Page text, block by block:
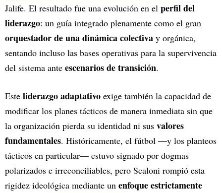
Jalife. El resultado fue una evolución en el perfil del
liderazgo: un guía integrado plenamente como el gran
orquestador de una dinámica colectiva y orgánica,
sentando incluso las bases operativas para la supervivencia
del sistema ante escenarios de transición.
Este liderazgo adaptativo exige también la capacidad de
modificar los planes tácticos de manera inmediata sin que
la organización pierda su identidad ni sus valores
fundamentales. Históricamente, el fútbol —y los planteos
tácticos en particular— estuvo signado por dogmas
polarizados e irreconciliables, pero Scaloni rompió esta
rigidez ideológica mediante un enfoque estrictamente